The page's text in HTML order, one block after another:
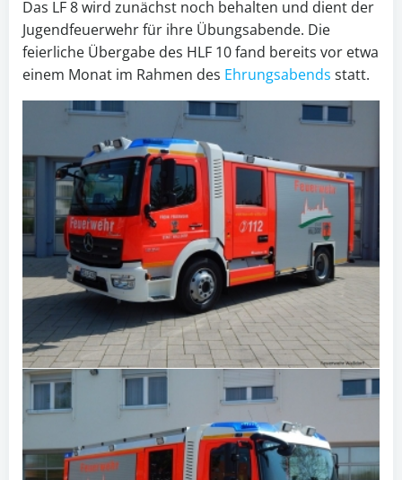
Das LF 8 wird zunächst noch behalten und dient der
Jugendfeuerwehr für ihre Übungsabende. Die
feierliche Übergabe des HLF 10 fand bereits vor etwa
einem Monat im Rahmen des Ehrungsabends statt.